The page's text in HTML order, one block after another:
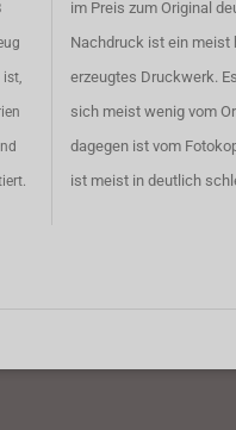
ist,
im Preis zum Original
Nachdruck ist ein meist
erzeugtes Druckwerk.
sich meist wenig vom
dagegen ist vom
ist meist in deutlich